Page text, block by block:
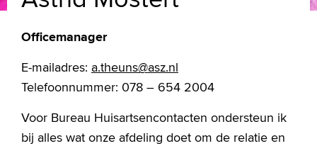
Officemanager
E-mailadres: a.theuns@asz.nl
Telefoonnummer: 078 – 654 2004
Voor Bureau Huisartsencontacten ondersteun ik
bij alles wat onze afdeling doet om de relatie en